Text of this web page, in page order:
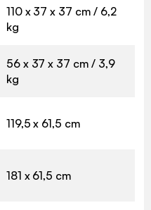
110 x 37 x 37 cm / 6,2
kg
56 x 37 x 37 cm / 3,9
kg
119,5 x 61,5 cm
181 x 61,5 cm